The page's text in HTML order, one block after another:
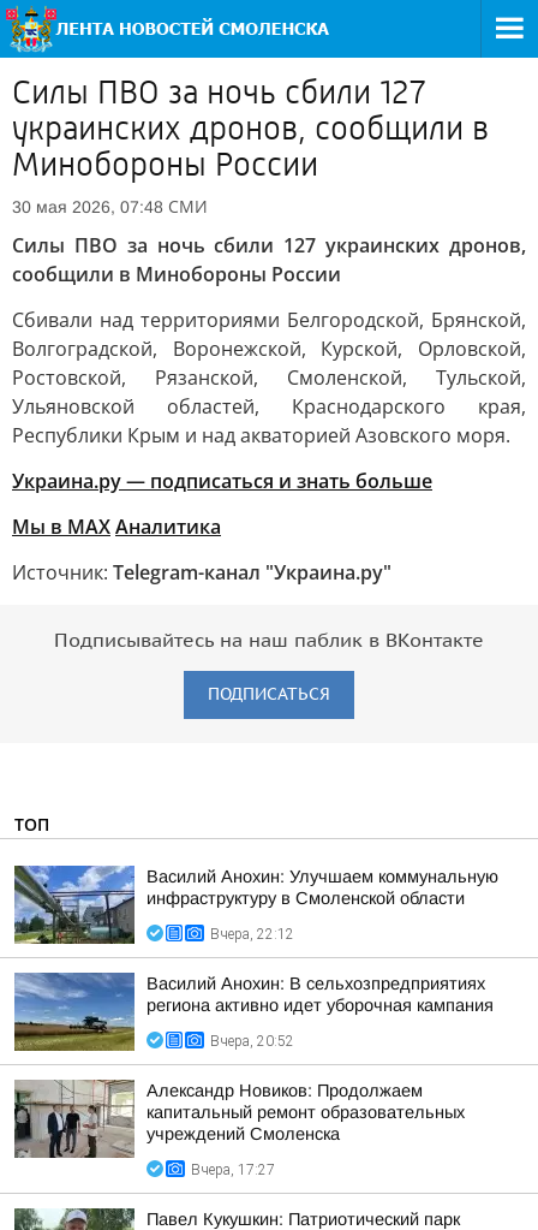
Силы ПВО за ночь сбили 127
украинских дронов, сообщили в
Минобороны России
30 мая 2026, 07:48 СМИ
Силы ПВО за ночь сбили 127 украинских дронов,
сообщили в Минобороны России
Сбивали над территориями Белгородской, Брянской,
Волгоградской, Воронежской, Курской, Орловской,
Ростовской, Рязанской, Смоленской, Тульской,
Ульяновской областей, Краснодарского края,
Республики Крым и над акваторией Азовского моря.
Украина.ру — подписаться и знать больше
Мы в MAXАналитика
Источник: Telegram-канал "Украина.ру"
Подписывайтесь на наш паблик в ВКонтакте
ПОДПИСАТЬСЯ
ТОП
Василий Анохин: Улучшаем коммунальную
инфраструктуру в Смоленской области
Вчера, 22:12
Василий Анохин: В сельхозпредприятиях
региона активно идет уборочная кампания
Вчера, 20:52
Александр Новиков: Продолжаем
капитальный ремонт образовательных
учреждений Смоленска
Вчера, 17:27
Павел Кукушкин: Патриотический парк